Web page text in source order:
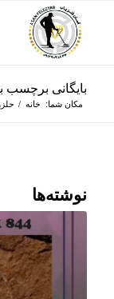
بایگانی برچسب
مکان شما: خانه /
نوشته‌ها